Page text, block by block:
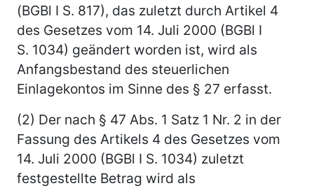
(BGBl I S. 817), das zuletzt durch Artikel 4
des Gesetzes vom 14. Juli 2000 (BGBl I
S. 1034) geändert worden ist, wird als
Anfangsbestand des steuerlichen
Einlagekontos im Sinne des § 27 erfasst.
(2) Der nach § 47 Abs. 1 Satz 1 Nr. 2 in der
Fassung des Artikels 4 des Gesetzes vom
14. Juli 2000 (BGBl I S. 1034) zuletzt
festgestellte Betrag wird als